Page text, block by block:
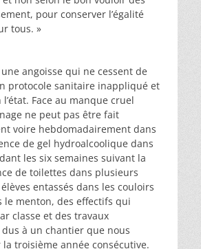
pour conserver l’égalité
tous. »
angoisse qui ne cessent de
protocole sanitaire inappliqué et
Face au manque cruel
ne peut pas être fait
voire hebdomadairement dans
de gel hydroalcoolique dans
les six semaines suivant la
de toilettes dans plusieurs
entassés dans les couloirs
le menton, des effectifs qui
classe et des travaux
à un chantier que nous
troisième année consécutive.